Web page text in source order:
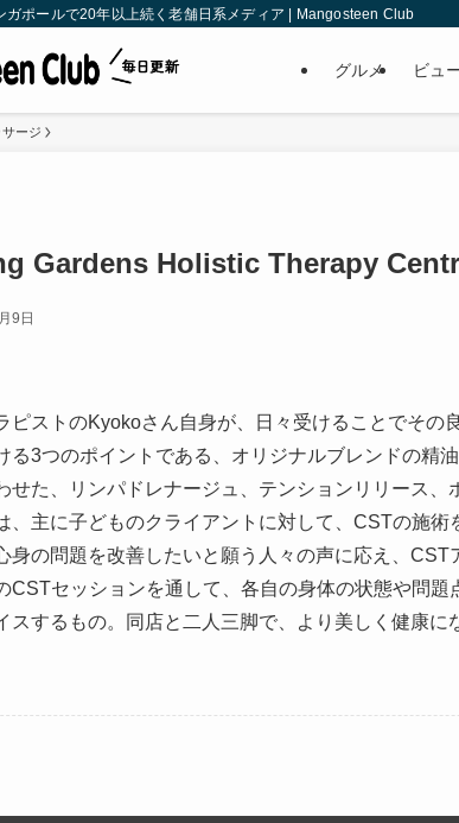
ガポールで20年以上続く老舗日系メディア | Mangosteen Club
グルメ ビュ
サージ
Gardens Holistic Therapy
9日
ピストのKyokoさん自身が、日々受けることでその
る3つのポイントである、オリジナルブレンドの精
せた、リンパドレナージュ、テンションリリース
、主に子どものクライアントに対して、CSTの施
身の問題を改善したいと願う人々の声に応え、
CSTセッションを通して、各自の身体の状態や問
スするもの。同店と二人三脚で、より美しく健康に